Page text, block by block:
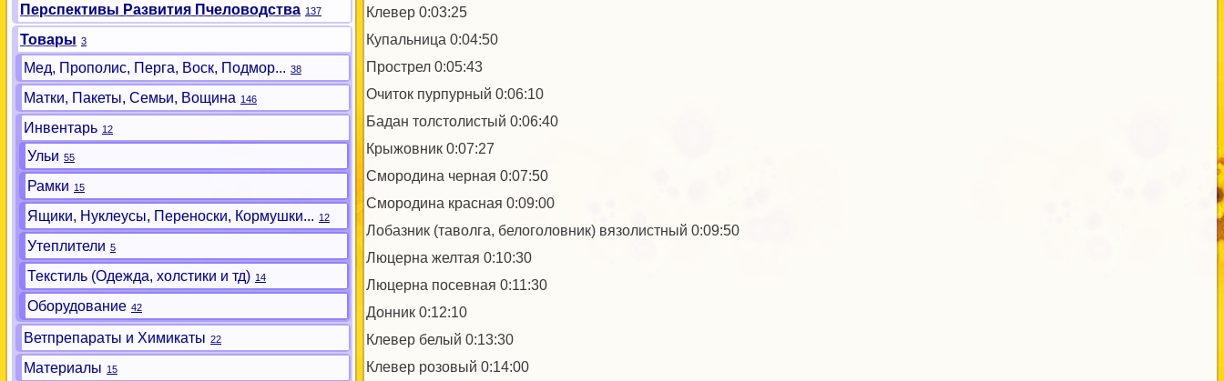
Клевер 0:03:25
Купальница 0:04:50
Прострел 0:05:43
Очиток пурпурный 0:06:10
Бадан толстолистый 0:06:40
Крыжовник 0:07:27
Смородина черная 0:07:50
Смородина красная 0:09:00
Лобазник (таволга, белоголовник) вязолистный 0:09:50
Люцерна желтая 0:10:30
Люцерна посевная 0:11:30
Донник 0:12:10
Клевер белый 0:13:30
Клевер розовый 0:14:00
Перспективы Развития Пчеловодства 137
Товары 3
Мед, Прополис, Перга, Воск, Подмор... 38
Матки, Пакеты, Семьи, Вощина 146
Инвентарь 12
Ульи 55
Рамки 15
Ящики, Нуклеусы, Переноски, Кормушки... 12
Утеплители 5
Текстиль (Одежда, холстики и тд) 14
Оборудование 42
Ветпрепараты и Химикаты 22
Материалы 15